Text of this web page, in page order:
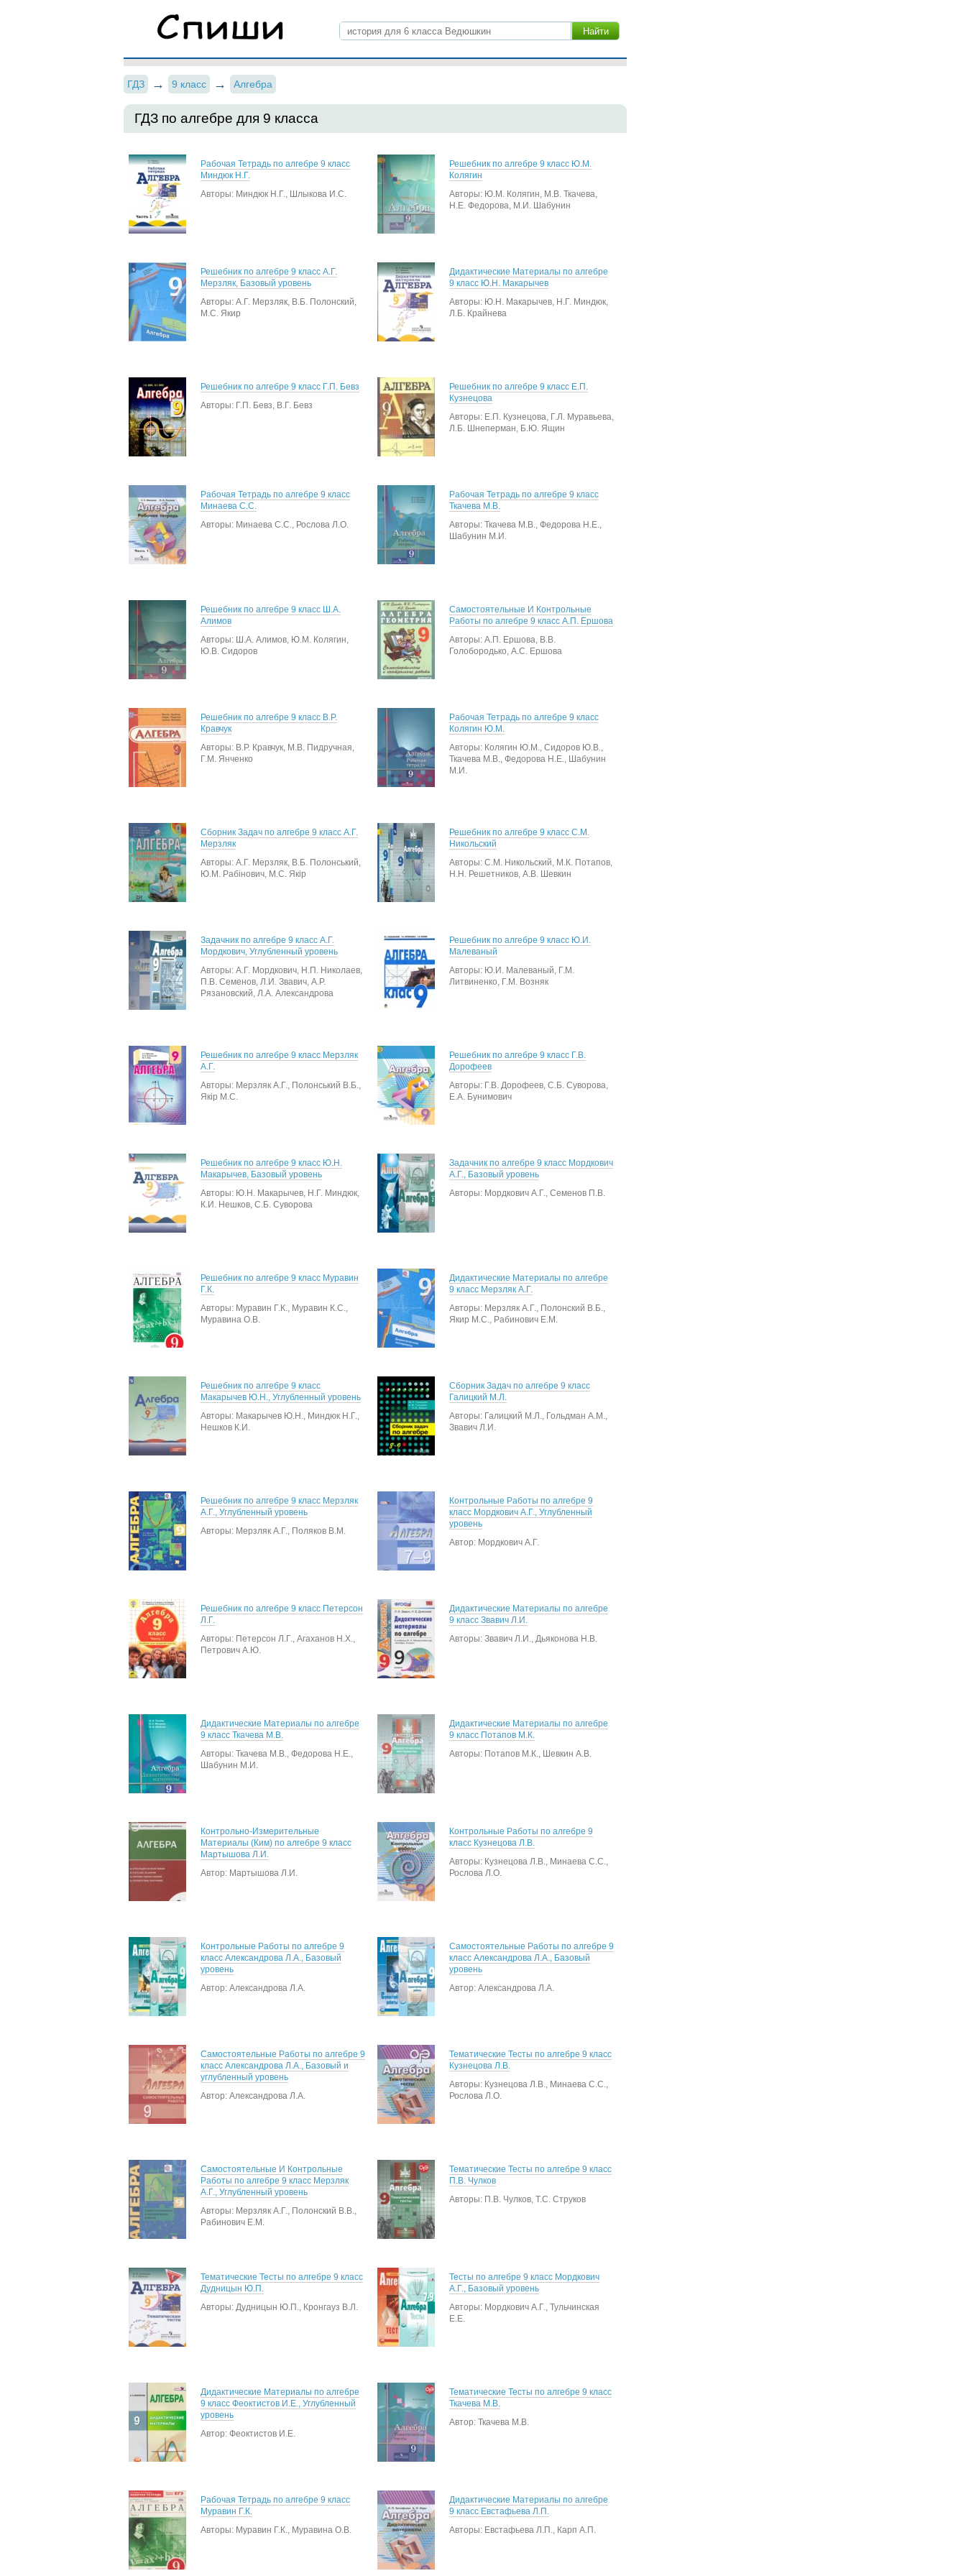
ГДЗ 9 класс Алгебра
ГДЗ по алгебре для 9 класса
Рабочая Тетрадь по алгебре 9 класс
Миндюк Н.Г.
Авторы: Миндюк Н.Г., Шлыкова И.С.
Решебник по алгебре 9 класс Ю.М.
Колягин
Авторы: Ю.М. Колягин, М.В. Ткачева,
Н.Е. Федорова, М.И. Шабунин
Решебник по алгебре 9 класс А.Г.
Мерзляк, Базовый уровень
Авторы: А.Г. Мерзляк, В.Б. Полонский,
М.С. Якир
Дидактические Материалы по алгебре
9 класс Ю.Н. Макарычев
Авторы: Ю.Н. Макарычев, Н.Г. Миндюк,
Л.Б. Крайнева
Решебник по алгебре 9 класс Г.П. Бевз
Авторы: Г.П. Бевз, В.Г. Бевз
Решебник по алгебре 9 класс Е.П.
Кузнецова
Авторы: Е.П. Кузнецова, Г.Л. Муравьева,
Л.Б. Шнеперман, Б.Ю. Ящин
Рабочая Тетрадь по алгебре 9 класс
Минаева С.С.
Авторы: Минаева С.С., Рослова Л.О.
Рабочая Тетрадь по алгебре 9 класс
Ткачева М.В.
Авторы: Ткачева М.В., Федорова Н.Е.,
Шабунин М.И.
Решебник по алгебре 9 класс Ш.А.
Алимов
Авторы: Ш.А. Алимов, Ю.М. Колягин,
Ю.В. Сидоров
Самостоятельные И Контрольные
Работы по алгебре 9 класс А.П. Ершова
Авторы: А.П. Ершова, В.В.
Голобородько, А.С. Ершова
Решебник по алгебре 9 класс В.Р.
Кравчук
Авторы: В.Р. Кравчук, М.В. Пидручная,
Г.М. Янченко
Рабочая Тетрадь по алгебре 9 класс
Колягин Ю.М.
Авторы: Колягин Ю.М., Сидоров Ю.В.,
Ткачева М.В., Федорова Н.Е., Шабунин
М.И.
Сборник Задач по алгебре 9 класс А.Г.
Мерзляк
Авторы: А.Г. Мерзляк, В.Б. Полонський,
Ю.М. Рабінович, М.С. Якір
Решебник по алгебре 9 класс С.М.
Никольский
Авторы: С.М. Никольский, М.К. Потапов,
Н.Н. Решетников, А.В. Шевкин
Задачник по алгебре 9 класс А.Г.
Мордкович, Углубленный уровень
Авторы: А.Г. Мордкович, Н.П. Николаев,
П.В. Семенов, Л.И. Звавич, А.Р.
Рязановский, Л.А. Александрова
Решебник по алгебре 9 класс Ю.И.
Малеваный
Авторы: Ю.И. Малеваный, Г.М.
Литвиненко, Г.М. Возняк
Решебник по алгебре 9 класс Мерзляк
А.Г.
Авторы: Мерзляк А.Г., Полонський В.Б.,
Якір М.С.
Решебник по алгебре 9 класс Г.В.
Дорофеев
Авторы: Г.В. Дорофеев, С.Б. Суворова,
Е.А. Бунимович
Решебник по алгебре 9 класс Ю.Н.
Макарычев, Базовый уровень
Авторы: Ю.Н. Макарычев, Н.Г. Миндюк,
К.И. Нешков, С.Б. Суворова
Задачник по алгебре 9 класс Мордкович
А.Г., Базовый уровень
Авторы: Мордкович А.Г., Семенов П.В.
Решебник по алгебре 9 класс Муравин
Г.К.
Авторы: Муравин Г.К., Муравин К.С.,
Муравина О.В.
Дидактические Материалы по алгебре
9 класс Мерзляк А.Г.
Авторы: Мерзляк А.Г., Полонский В.Б.,
Якир М.С., Рабинович Е.М.
Решебник по алгебре 9 класс
Макарычев Ю.Н., Углубленный уровень
Авторы: Макарычев Ю.Н., Миндюк Н.Г.,
Нешков К.И.
Сборник Задач по алгебре 9 класс
Галицкий М.Л.
Авторы: Галицкий М.Л., Гольдман А.М.,
Звавич Л.И.
Решебник по алгебре 9 класс Мерзляк
А.Г., Углубленный уровень
Авторы: Мерзляк А.Г., Поляков В.М.
Контрольные Работы по алгебре 9
класс Мордкович А.Г., Углубленный
уровень
Автор: Мордкович А.Г.
Решебник по алгебре 9 класс Петерсон
Л.Г.
Авторы: Петерсон Л.Г., Агаханов Н.Х.,
Петрович А.Ю.
Дидактические Материалы по алгебре
9 класс Звавич Л.И.
Авторы: Звавич Л.И., Дьяконова Н.В.
Дидактические Материалы по алгебре
9 класс Ткачева М.В.
Авторы: Ткачева М.В., Федорова Н.Е.,
Шабунин М.И.
Дидактические Материалы по алгебре
9 класс Потапов М.К.
Авторы: Потапов М.К., Шевкин А.В.
Контрольно-Измерительные
Материалы (Ким) по алгебре 9 класс
Мартышова Л.И.
Автор: Мартышова Л.И.
Контрольные Работы по алгебре 9
класс Кузнецова Л.В.
Авторы: Кузнецова Л.В., Минаева С.С.,
Рослова Л.О.
Контрольные Работы по алгебре 9
класс Александрова Л.А., Базовый
уровень
Автор: Александрова Л.А.
Самостоятельные Работы по алгебре 9
класс Александрова Л.А., Базовый
уровень
Автор: Александрова Л.А.
Самостоятельные Работы по алгебре 9
класс Александрова Л.А., Базовый и
углубленный уровень
Автор: Александрова Л.А.
Тематические Тесты по алгебре 9 класс
Кузнецова Л.В.
Авторы: Кузнецова Л.В., Минаева С.С.,
Рослова Л.О.
Самостоятельные И Контрольные
Работы по алгебре 9 класс Мерзляк
А.Г., Углубленный уровень
Авторы: Мерзляк А.Г., Полонский В.В.,
Рабинович Е.М.
Тематические Тесты по алгебре 9 класс
П.В. Чулков
Авторы: П.В. Чулков, Т.С. Струков
Тематические Тесты по алгебре 9 класс
Дудницын Ю.П.
Авторы: Дудницын Ю.П., Кронгауз В.Л.
Тесты по алгебре 9 класс Мордкович
А.Г., Базовый уровень
Авторы: Мордкович А.Г., Тульчинская
Е.Е.
Дидактические Материалы по алгебре
9 класс Феоктистов И.Е., Углубленный
уровень
Автор: Феоктистов И.Е.
Тематические Тесты по алгебре 9 класс
Ткачева М.В.
Автор: Ткачева М.В.
Рабочая Тетрадь по алгебре 9 класс
Муравин Г.К.
Авторы: Муравин Г.К., Муравина О.В.
Дидактические Материалы по алгебре
9 класс Евстафьева Л.П.
Авторы: Евстафьева Л.П., Карп А.П.